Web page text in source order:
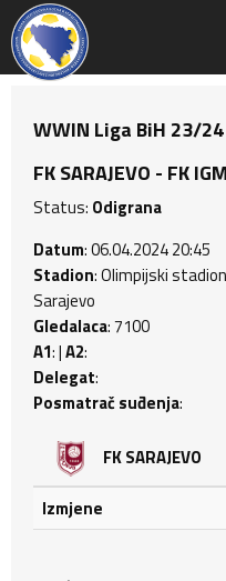
WWIN Liga BiH 23/24
FK SARAJEVO - FK
Status: Odigrana
Datum: 06.04.2024 20:45
Stadion: Olimpijski
Sarajevo
Gledalaca: 7100
A1: |A2:
Delegat:
Posmatrač suđenja:
FK SARAJEVO
Izmjene